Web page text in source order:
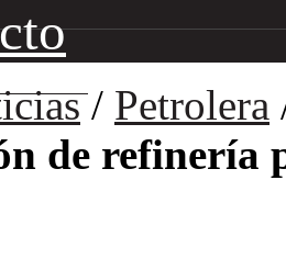
/ Petrolera
de refinería